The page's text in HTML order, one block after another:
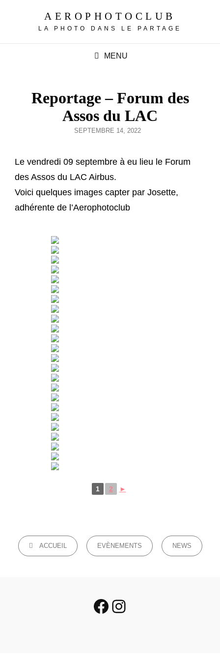
AEROPHOTOCLUB
LA PHOTO DANS LE PARTAGE
MENU
Reportage – Forum des
Assos du LAC
POSTED
SEPTEMBRE 14, 2022
Le vendredi 09 septembre à eu lieu le Forum
des Assos du LAC Airbus.
Voici quelques images capter par Josette,
adhérente de l’Aerophotoclub
1 2 ►
CATEGORIES
ACCUEIL EVÈNEMENTS NEWS
Facebook
Instagram